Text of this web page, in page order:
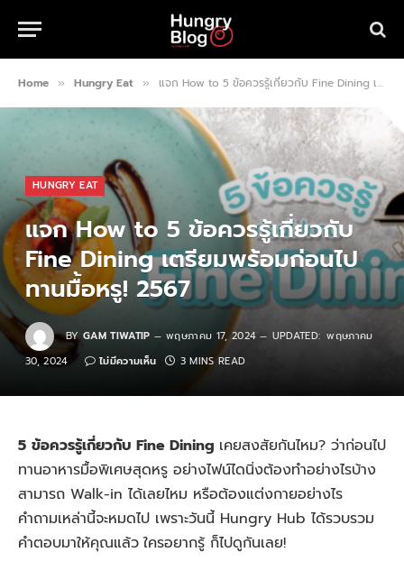
Home » Hungry Eat » แจก How to 5 ข้อควรรู้เกี่ยวกับ Fine Dining เตรียมพร้อมก่อนไปทานมื้อหรู! 2567
HUNGRY EAT
แจก How to 5 ข้อควรรู้เกี่ยวกับ
Fine Dining เตรียมพร้อมก่อนไป
ทานมื้อหรู! 2567
BY GAM TIWATIP พฤษภาคม 17, 2024 UPDATED: พฤษภาคม
30, 2024
ไม่มีความเห็น 3 MINS READ
5 ข้อควรรู้เกี่ยวกับ Fine Dining เคยสงสัยกันไหม? ว่าก่อนไป
ทานอาหารมื้อพิเศษสุดหรู อย่างไฟน์ไดนิ่งต้องทำอย่างไรบ้าง
สามารถ Walk-in ได้เลยไหม หรือต้องแต่งกายอย่างไร
คำถามเหล่านี้จะหมดไป เพราะวันนี้ Hungry Hub ได้รวบรวม
คำตอบมาให้คุณแล้ว ใครอยากรู้ ก็ไปดูกันเลย!